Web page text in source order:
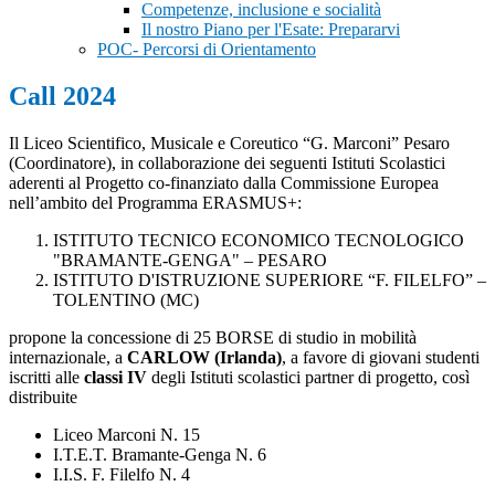
Competenze, inclusione e socialità
Il nostro Piano per l'Esate: Prepararvi
POC- Percorsi di Orientamento
Call 2024
Il Liceo Scientifico, Musicale e Coreutico “G. Marconi” Pesaro
(Coordinatore), in collaborazione dei seguenti Istituti Scolastici
aderenti al Progetto co-finanziato dalla Commissione Europea
nell’ambito del Programma ERASMUS+:
ISTITUTO TECNICO ECONOMICO TECNOLOGICO
"BRAMANTE-GENGA" – PESARO
ISTITUTO D'ISTRUZIONE SUPERIORE “F. FILELFO” –
TOLENTINO (MC)
propone la concessione di 25 BORSE di studio in mobilità
internazionale, a CARLOW (Irlanda), a favore di giovani studenti
iscritti alle classi IV degli Istituti scolastici partner di progetto, così
distribuite
Liceo Marconi N. 15
I.T.E.T. Bramante-Genga N. 6
I.I.S. F. Filelfo N. 4